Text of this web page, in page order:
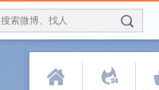
搜索微博、找人 f
( .